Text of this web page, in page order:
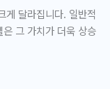
게 달라집니다. 일반적
그 가치가 더욱 상승